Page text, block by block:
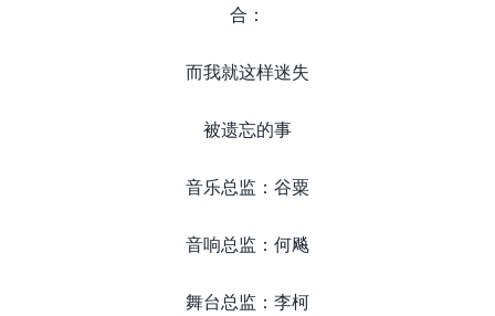
合：
而我就这样迷失
被遗忘的事
音乐总监：谷粟
音响总监：何飚
舞台总监：李柯